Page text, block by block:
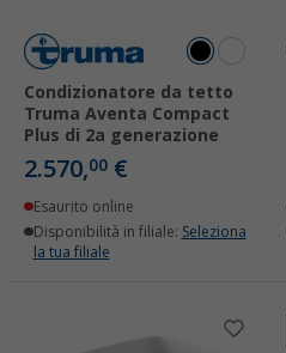
Condizionatore da tetto
Truma Aventa Compact
Plus di 2a generazione
2.570,00 €
Esaurito online
Disponibilità in filiale: Seleziona
la tua filiale